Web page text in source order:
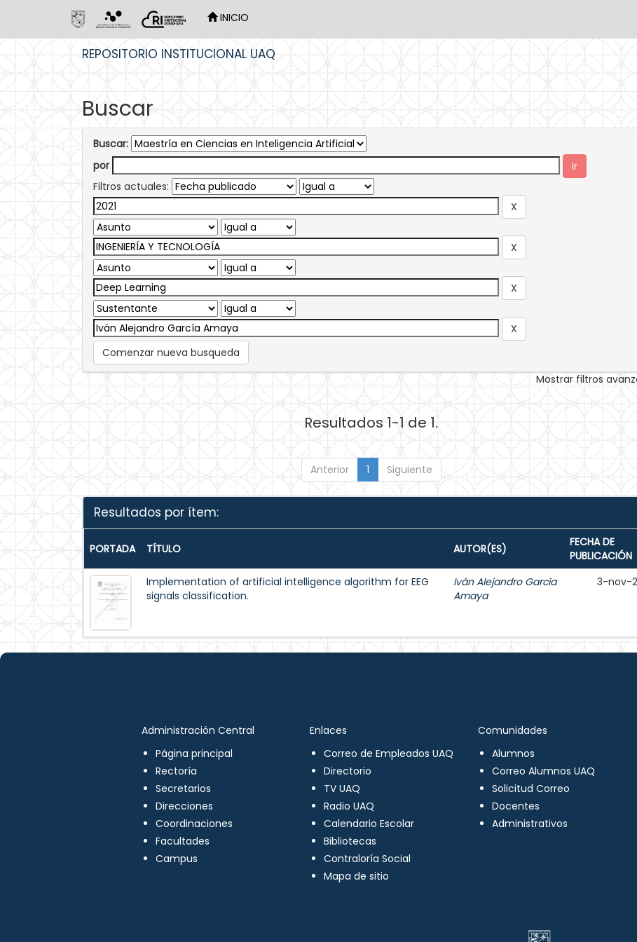
INICIO
REPOSITORIO INSTITUCIONAL UAQ
Buscar
Buscar:
por
Filtros actuales:
Comenzar nueva busqueda
Mostrar filtros
Resultados 1-1 de 1.
Anterior 1 Siguiente
Resultados por ítem:
PORTADA TÍTULO AUTOR(ES)
FECHA DE
PUBLICACIÓN
Implementation of artificial intelligence algorithm for EEG
signals classification.
Iván Alejandro García
Amaya
3-nov-
Administración Central
Página principal
Rectoría
Secretarios
Direcciones
Coordinaciones
Facultades
Campus
Enlaces
Correo de Empleados UAQ
Directorio
TV UAQ
Radio UAQ
Calendario Escolar
Bibliotecas
Contraloría Social
Mapa de sitio
Comunidades
Alumnos
Correo Alumnos UAQ
Solicitud Correo
Docentes
Administrativos